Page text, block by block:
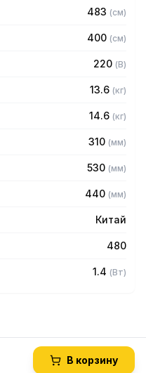
483 (см)
400 (см)
220 (В)
13.6 (кг)
14.6 (кг)
310 (мм)
530 (мм)
440 (мм)
Китай
480
1.4 (Вт)
В корзину